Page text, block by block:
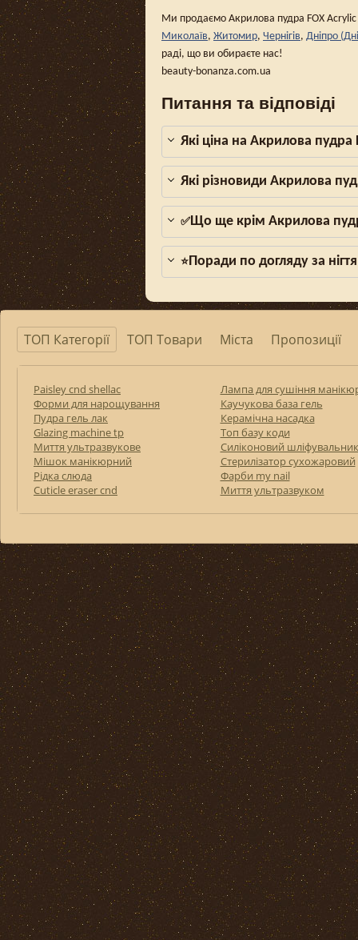
Ми продаємо Акрилова пудра FOX Acrylic
Миколаїв, Житомир, Чернігів, Дніпро
раді, що ви обираєте нас!
beauty-bonanza.com.ua
Питання та відповіді
Які ціна на Акрилова
Які різновиди Акрилова
✅Що ще крім Акрилова
⭐Поради по догляду за
ТОП Категорії ТОП Товари Міста Пропозиції
Paisley cnd shellac
Форми для нарощування
Пудра гель лак
Glazing machine tp
Миття ультразвукове
Мішок манікюрний
Рідка слюда
Cuticle eraser cnd
Лампа для сушіння
Каучукова база гель
Керамічна насадка
Топ базу коди
Силіконовий шліфувальник
Стерилізатор сухожаровий
Фарби my nail
Миття ультразвуком